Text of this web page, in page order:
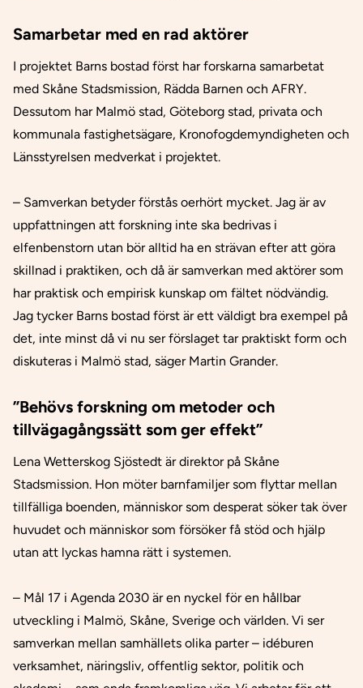
Samarbetar med en rad aktörer
I projektet Barns bostad först har forskarna samarbetat
med Skåne Stadsmission, Rädda Barnen och AFRY.
Dessutom har Malmö stad, Göteborg stad, privata och
kommunala fastighetsägare, Kronofogdemyndigheten och
Länsstyrelsen medverkat i projektet.
– Samverkan betyder förstås oerhört mycket. Jag är av
uppfattningen att forskning inte ska bedrivas i
elfenbenstorn utan bör alltid ha en strävan efter att göra
skillnad i praktiken, och då är samverkan med aktörer som
har praktisk och empirisk kunskap om fältet nödvändig.
Jag tycker Barns bostad först är ett väldigt bra exempel på
det, inte minst då vi nu ser förslaget tar praktiskt form och
diskuteras i Malmö stad, säger Martin Grander.
”Behövs forskning om metoder och
tillvägagångssätt som ger effekt”
Lena Wetterskog Sjöstedt är direktor på Skåne
Stadsmission. Hon möter barnfamiljer som flyttar mellan
tillfälliga boenden, människor som desperat söker tak över
huvudet och människor som försöker få stöd och hjälp
utan att lyckas hamna rätt i systemen.
– Mål 17 i Agenda 2030 är en nyckel för en hållbar
utveckling i Malmö, Skåne, Sverige och världen. Vi ser
samverkan mellan samhällets olika parter – idéburen
verksamhet, näringsliv, offentlig sektor, politik och